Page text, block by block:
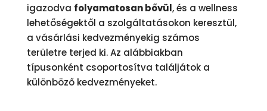
igazodva folyamatosan bővül, és a wellness
lehetőségektől a szolgáltatásokon keresztül,
a vásárlási kedvezményekig számos
területre terjed ki. Az alábbiakban
típusonként csoportosítva találjátok a
különböző kedvezményeket.